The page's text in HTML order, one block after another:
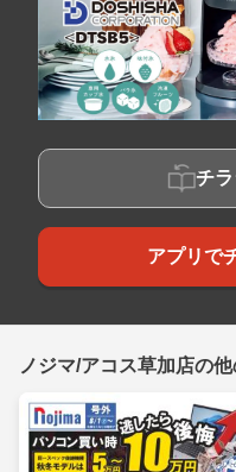
チ
アプリで
ノジマ/アコス草加店の